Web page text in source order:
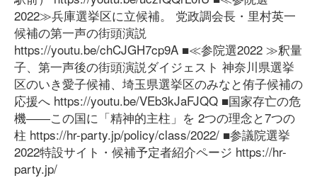
2022≫兵庫選挙区に立候補。 党政調会長・里村英一
候補の第一声の街頭演説
https://youtu.be/chCJGH7cp9A ■≪参院選2022 ≫釈量
子、第一声後の街頭演説ダイジェスト 神奈川県選挙
区のいき愛子候補、埼玉県選挙区のみなと侑子候補の
応援へ https://youtu.be/VEb3kJaFJQQ ■国家存亡の危
機――この国に「精神的主柱」を 2つの理念と7つの
柱 https://hr-party.jp/policy/class/2022/ ■参議院選挙
2022特設サイト・候補予定者紹介ページ https://hr-
party.jp/